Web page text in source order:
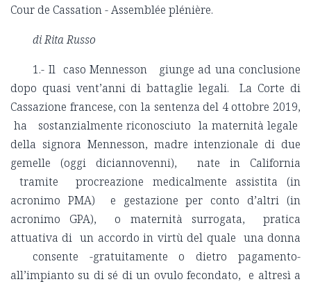
Cour de Cassation - Assemblée plénière.
di Rita Russo
1.- Il caso Mennesson giunge ad una conclusione
dopo quasi vent’anni di battaglie legali. La Corte di
Cassazione francese, con la sentenza del 4 ottobre 2019,
ha sostanzialmente riconosciuto la maternità legale
della signora Mennesson, madre intenzionale di due
gemelle (oggi diciannovenni), nate in California
tramite procreazione medicalmente assistita (in
acronimo PMA) e gestazione per conto d’altri (in
acronimo GPA), o maternità surrogata, pratica
attuativa di un accordo in virtù del quale una donna
consente -gratuitamente o dietro pagamento-
all’impianto su di sé di un ovulo fecondato, e altresì a